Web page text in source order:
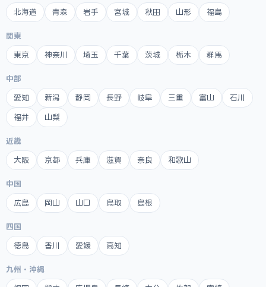
北海道 青森 岩手 宮城 秋田 山形 福島
関東
東京 神奈川 埼玉 千葉 茨城 栃木 群馬
中部
愛知 新潟 静岡 長野 岐阜 三重 富山 石川
福井 山梨
近畿
大阪 京都 兵庫 滋賀 奈良 和歌山
中国
広島 岡山 山口 鳥取 島根
四国
徳島 香川 愛媛 高知
九州・沖縄